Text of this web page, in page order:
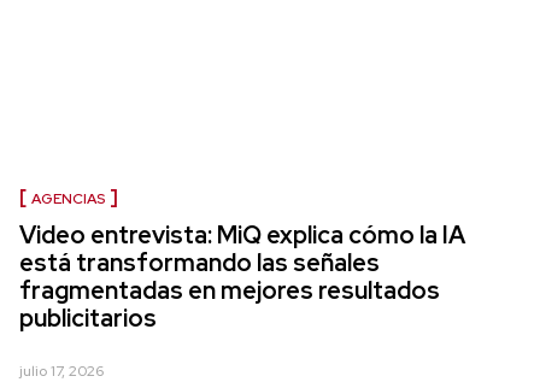
AGENCIAS
Video entrevista: MiQ explica cómo la IA
está transformando las señales
fragmentadas en mejores resultados
publicitarios
julio 17, 2026